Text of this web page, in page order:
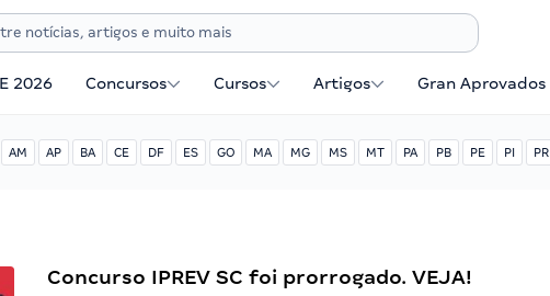
2026 Concursos Cursos Artigos Gran Aprovados
AM AP BA CE DF ES GO MA MG MS MT PA PB PE PI PR
Concurso IPREV SC foi prorrogado. VEJA!